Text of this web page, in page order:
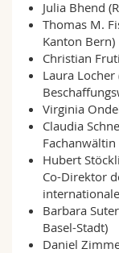
Julia Bhend
Thomas M.
Kanton Bern)
Christian
Laura
Virginia
Claudia
Hubert
Co-Direktor
Barbara
Basel-Stadt)
Daniel